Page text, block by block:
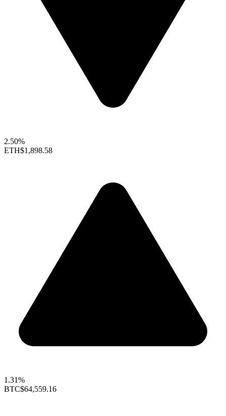
2.50%
ETH$1,898.58
1.31%
BTC$64,559.16